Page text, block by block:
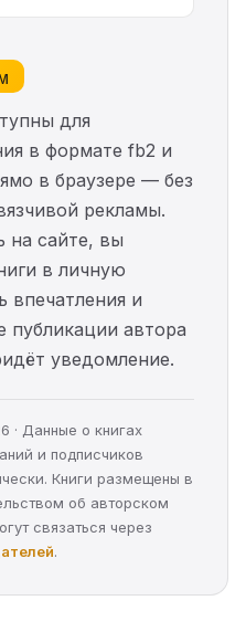
для
в формате fb2 и
в браузере — без
рекламы.
на сайте, вы
в личную
впечатления и
публикации автора
уведомление.
· Данные о книгах
и подписчиков
Книги размещены в
об авторском
связаться через
.